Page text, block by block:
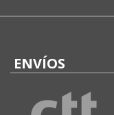
ENVÍOS